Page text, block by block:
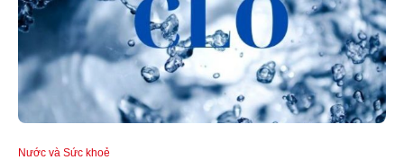
Nước và Sức khoẻ